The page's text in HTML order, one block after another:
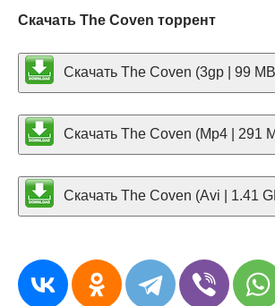
Скачать The Coven торрент
Скачать The Coven (3gp | 99
Скачать The Coven (Mp4 | 291
Скачать The Coven (Avi | 1.41